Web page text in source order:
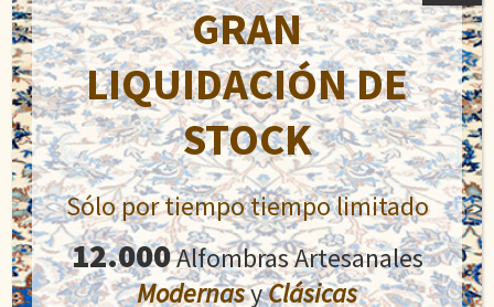
Doble Nudo
2.900,00€
El
precio
original
era:
2.900,00€.
1.900,00€El
precio
actual
es:
1.900,00€.
Añadir al carrito
GRAN
LIQUIDACIÓN DE
STOCK
Sólo por tiempo tiempo limitado
12.000Alfombras Artesanales
ModernasyClásicas